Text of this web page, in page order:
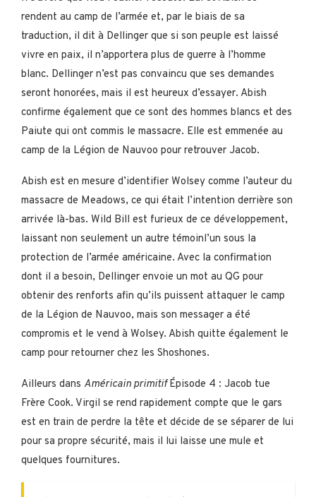
rendent au camp de l’armée et, par le biais de sa
traduction, il dit à Dellinger que si son peuple est laissé
vivre en paix, il n’apportera plus de guerre à l’homme
blanc. Dellinger n’est pas convaincu que ses demandes
seront honorées, mais il est heureux d’essayer. Abish
confirme également que ce sont des hommes blancs et des
Paiute qui ont commis le massacre. Elle est emmenée au
camp de la Légion de Nauvoo pour retrouver Jacob.
Abish est en mesure d’identifier Wolsey comme l’auteur du
massacre de Meadows, ce qui était l’intention derrière son
arrivée là-bas. Wild Bill est furieux de ce développement,
laissant non seulement un autre témoinl’un sous la
protection de l’armée américaine. Avec la confirmation
dont il a besoin, Dellinger envoie un mot au QG pour
obtenir des renforts afin qu’ils puissent attaquer le camp
de la Légion de Nauvoo, mais son messager a été
compromis et le vend à Wolsey. Abish quitte également le
camp pour retourner chez les Shoshones.
Ailleurs dans Américain primitifÉpisode 4 : Jacob tue
Frère Cook. Virgil se rend rapidement compte que le gars
est en train de perdre la tête et décide de se séparer de lui
pour sa propre sécurité, mais il lui laisse une mule et
quelques fournitures.